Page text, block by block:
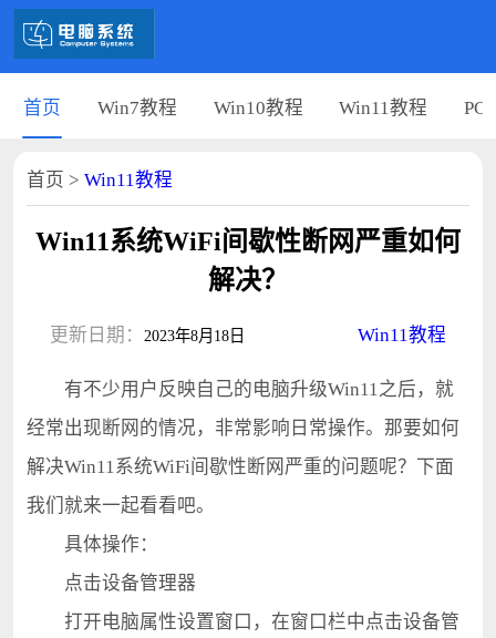
首页 Win7教程 Win10教程 Win11教程 PC
首页 > Win11教程
Win11系统WiFi间歇性断网严重如何
解决？
更新日期： 2023年8月18日 Win11教程
有不少用户反映自己的电脑升级Win11之后，就
经常出现断网的情况，非常影响日常操作。那要如何
解决Win11系统WiFi间歇性断网严重的问题呢？下面
我们就来一起看看吧。
具体操作：
点击设备管理器
打开电脑属性设置窗口，在窗口栏中点击设备管